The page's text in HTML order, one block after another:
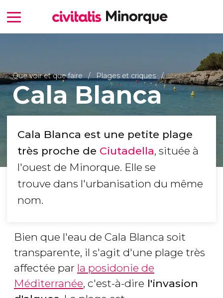
Que voir et que faire Plages et criques
Cala Blanca
Cala Blanca est une petite plage
très proche de Ciutadella, située à
l'ouest de Minorque. Elle se
trouve dans l'urbanisation du même
nom.
Bien que l'eau de Cala Blanca soit
transparente, il s'agit d'une plage très
affectée par la posidonie de
Méditerranée, c'est-à-dire l'invasion